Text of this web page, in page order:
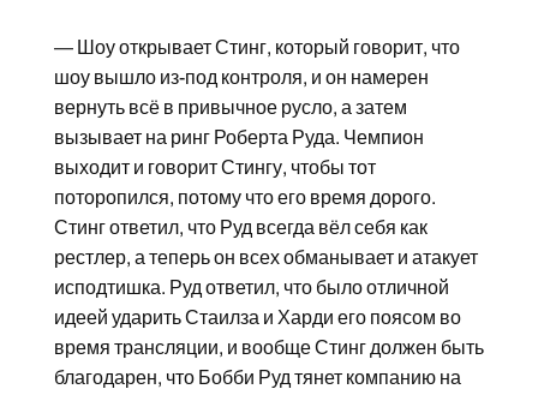
— Шоу открывает Стинг, который говорит, что
шоу вышло из-под контроля, и он намерен
вернуть всё в привычное русло, а затем
вызывает на ринг Роберта Руда. Чемпион
выходит и говорит Стингу, чтобы тот
поторопился, потому что его время дорого.
Стинг ответил, что Руд всегда вёл себя как
рестлер, а теперь он всех обманывает и атакует
исподтишка. Руд ответил, что было отличной
идеей ударить Стаилза и Харди его поясом во
время трансляции, и вообще Стинг должен быть
благодарен, что Бобби Руд тянет компанию на